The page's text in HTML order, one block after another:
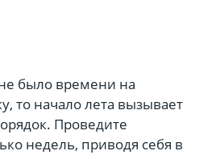
было времени на
то начало лета вызывает
Проведите
недель, приводя себя в